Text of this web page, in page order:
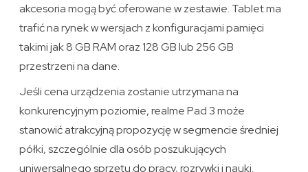
akcesoria mogą być oferowane w zestawie. Tablet ma
trafić na rynek w wersjach z konfiguracjami pamięci
takimi jak 8 GB RAM oraz 128 GB lub 256 GB
przestrzeni na dane.
Jeśli cena urządzenia zostanie utrzymana na
konkurencyjnym poziomie, realme Pad 3 może
stanowić atrakcyjną propozycję w segmencie średniej
półki, szczególnie dla osób poszukujących
uniwersalnego sprzętu do pracy, rozrywki i nauki.